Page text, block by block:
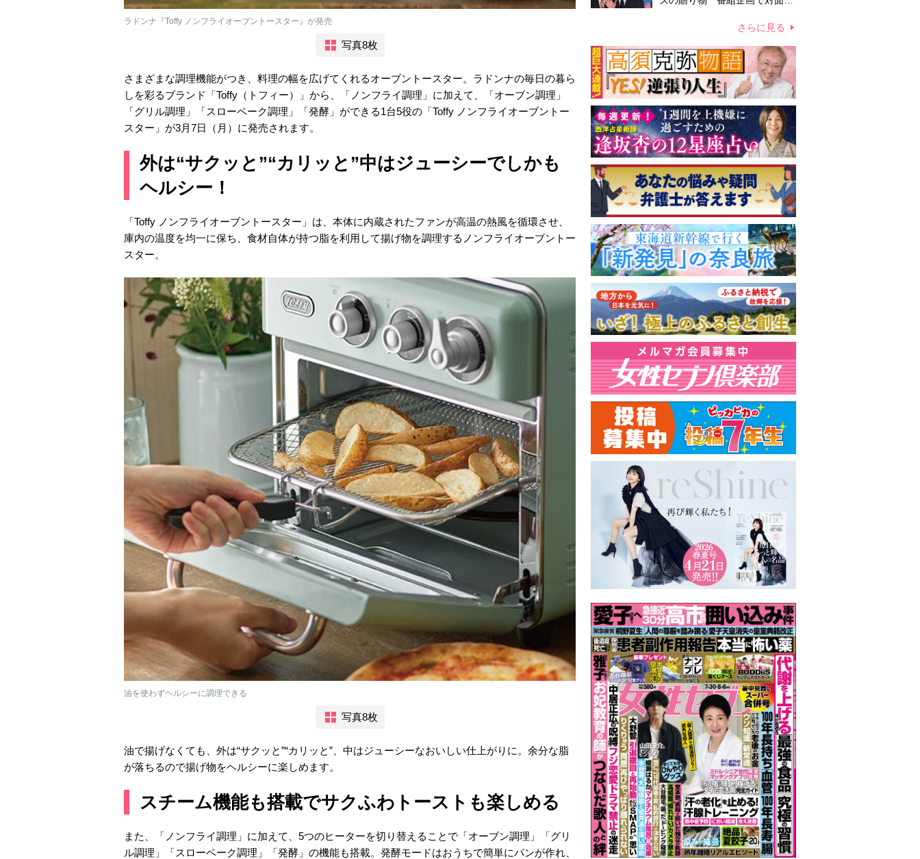
ラドンナ『Toffy ノンフライオーブントースター』が発売
写真8枚
さまざまな調理機能がつき、料理の幅を広げてくれるオーブントースター。ラドンナの毎日の暮ら
しを彩るブランド「Toffy（トフィー）」から、「ノンフライ調理」に加えて、「オーブン調理」
「グリル調理」「スローベーク調理」「発酵」ができる1台5役の「Toffy ノンフライオーブントー
スター」が3月7日（月）に発売されます。
外は“サクッと”“カリッと”中はジューシーでしかも
ヘルシー！
「Toffy ノンフライオーブントースター」は、本体に内蔵されたファンが高温の熱風を循環させ、
庫内の温度を均一に保ち、食材自体が持つ脂を利用して揚げ物を調理するノンフライオーブントー
スター。
油を使わずヘルシーに調理できる
写真8枚
油で揚げなくても、外は“サクッと”“カリッと”、中はジューシーなおいしい仕上がりに。余分な脂
が落ちるので揚げ物をヘルシーに楽しめます。
スチーム機能も搭載でサクふわトーストも楽しめる
また、「ノンフライ調理」に加えて、5つのヒーターを切り替えることで「オーブン調理」「グリ
ル調理」「スローベーク調理」「発酵」の機能も搭載。発酵モードはおうちで簡単にパンが作れ、
心遣いに「うれしくて号泣しま
さらに見る